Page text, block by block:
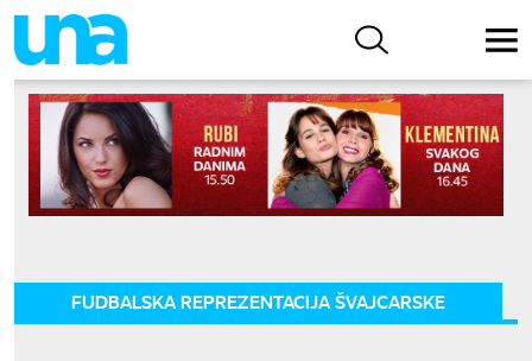
FUDBALSKA REPREZENTACIJA ŠVAJCARSKE